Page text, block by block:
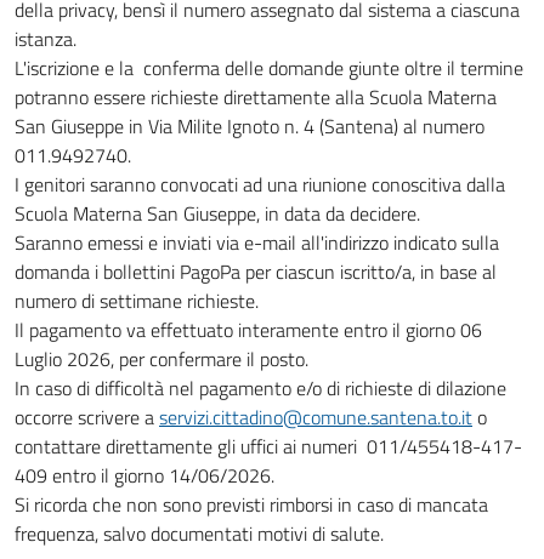
della privacy, bensì il numero assegnato dal sistema a ciascuna
istanza.
L'iscrizione e la conferma delle domande giunte oltre il termine
potranno essere richieste direttamente alla Scuola Materna
San Giuseppe in Via Milite Ignoto n. 4 (Santena) al numero
011.9492740.
I genitori saranno convocati ad una riunione conoscitiva dalla
Scuola Materna San Giuseppe, in data da decidere.
Saranno emessi e inviati via e-mail all'indirizzo indicato sulla
domanda i bollettini PagoPa per ciascun iscritto/a, in base al
numero di settimane richieste.
Il pagamento va effettuato interamente entro il giorno 06
Luglio 2026, per confermare il posto.
In caso di difficoltà nel pagamento e/o di richieste di dilazione
occorre scrivere aservizi.cittadino@comune.santena.to.ito
contattare direttamente gli uffici ai numeri 011/455418-417-
409 entro il giorno 14/06/2026.
Si ricorda che non sono previsti rimborsi in caso di mancata
frequenza, salvo documentati motivi di salute.